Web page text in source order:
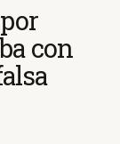
con